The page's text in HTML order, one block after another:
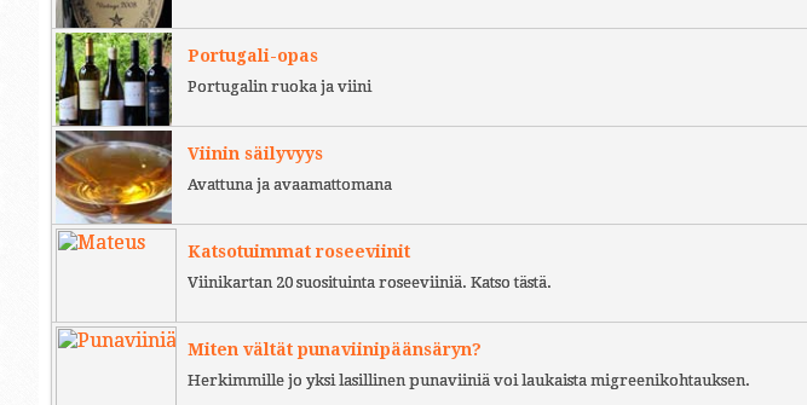
Portugali-opas
Portugalin ruoka ja viini
Viinin säilyvyys
Avattuna ja avaamattomana
Katsotuimmat roseeviinit
Viinikartan 20 suosituinta roseeviiniä. Katso tästä.
Miten vältät punaviinipäänsäryn?
Herkimmille jo yksi lasillinen punaviiniä voi laukaista migreenikohtauksen.